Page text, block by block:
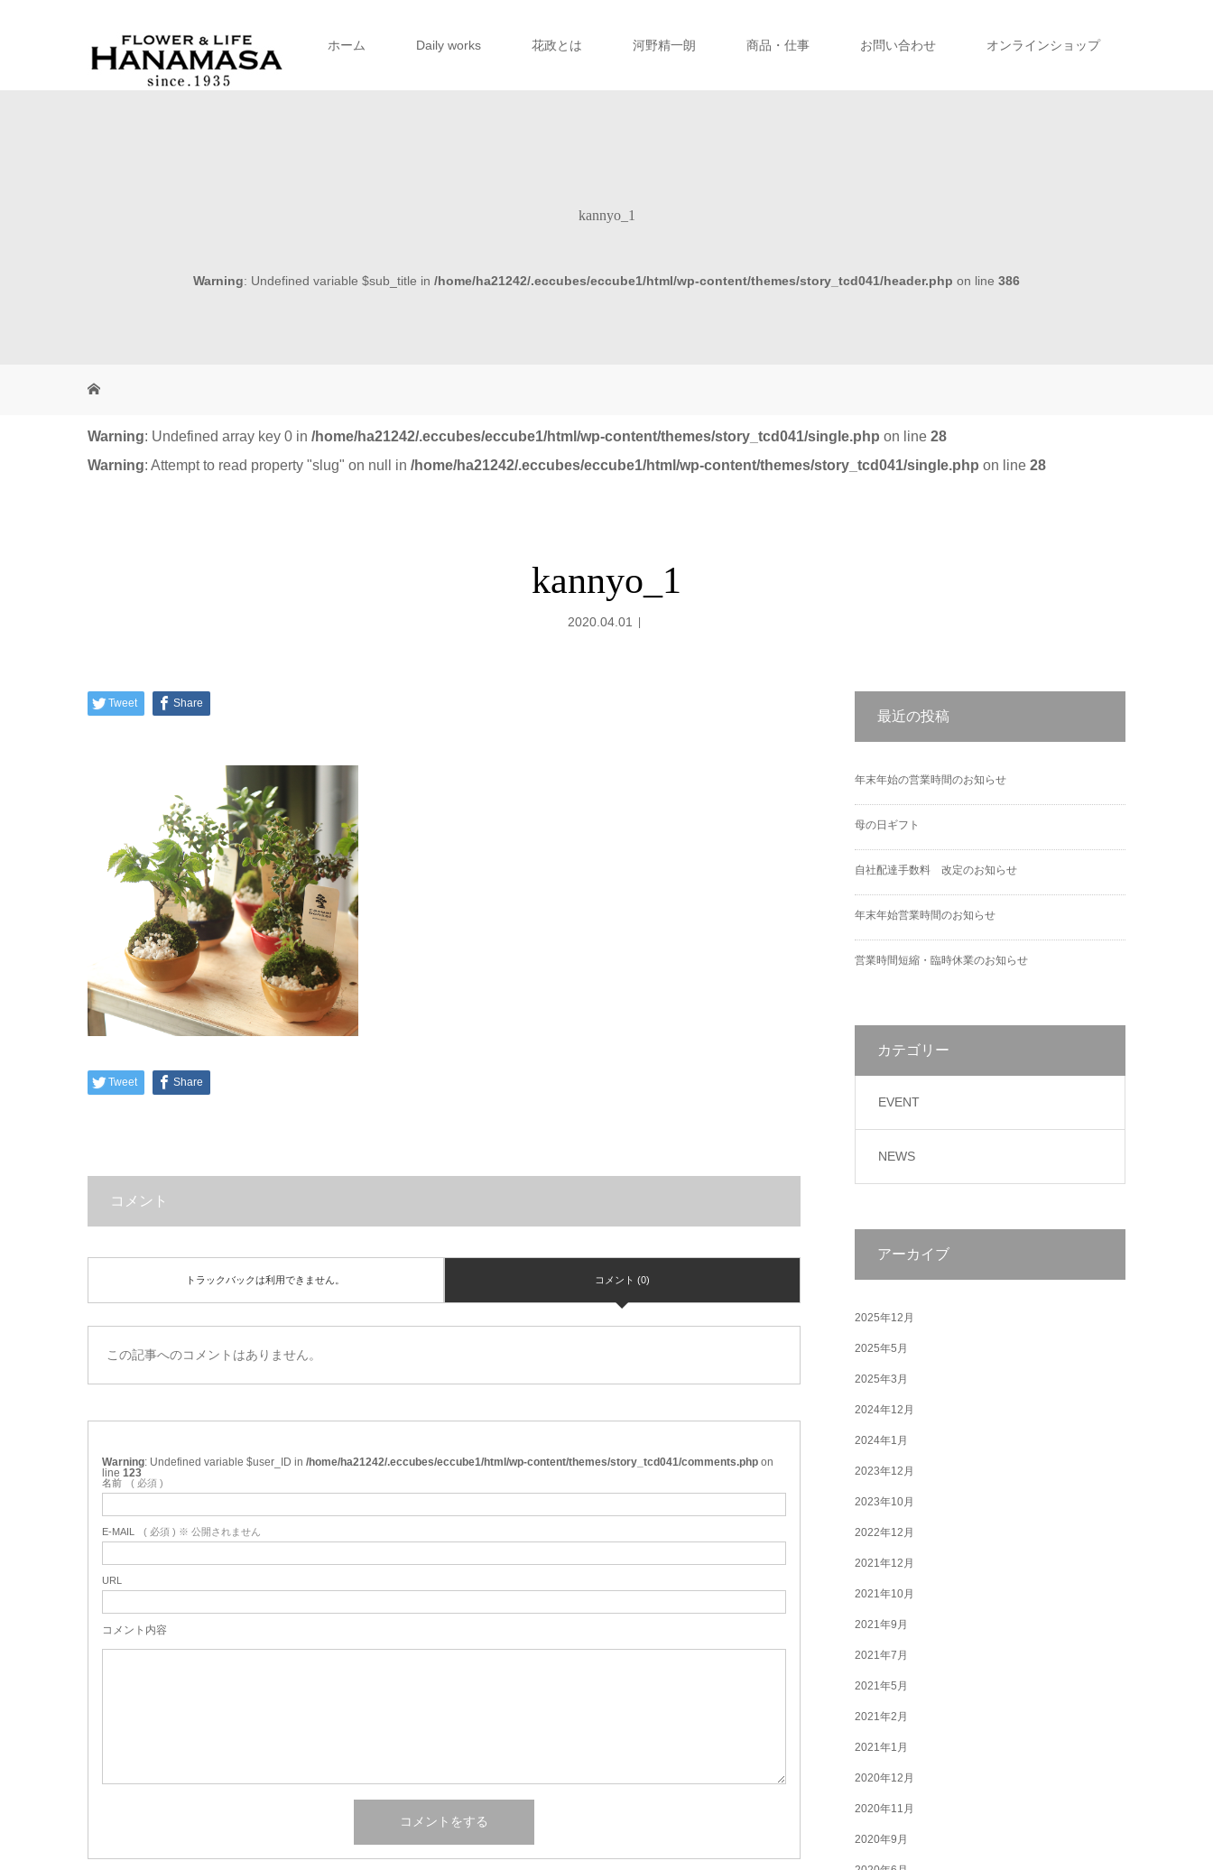
ホーム Daily works 花政とは 河野精一朗 商品・仕事 お問い合わせ オンラインショップ
kannyo_1
Warning: Undefined variable $sub_title in /home/ha21242/.eccubes/eccube1/html/wp-content/themes/story_tcd041/header.php on line 386
Warning: Undefined array key 0 in /home/ha21242/.eccubes/eccube1/html/wp-content/themes/story_tcd041/single.php on line 28
Warning: Attempt to read property "slug" on null in /home/ha21242/.eccubes/eccube1/html/wp-content/themes/story_tcd041/single.php on line 28
kannyo_1
2020.04.01
Tweet Share
Tweet Share
コメント
トラックバックは利用できません。 コメント (0)
この記事へのコメントはありません。
Warning : Undefined variable $user_ID in /home/ha21242/.eccubes/eccube1/html/wp-content/themes/story_tcd041/comments.php on
line 123
名前 ( 必須 )
E-MAIL ( 必須 ) ※ 公開されません
URL
コメント内容
最近の投稿
年末年始の営業時間のお知らせ
母の日ギフト
自社配達手数料 改定のお知らせ
年末年始営業時間のお知らせ
営業時間短縮・臨時休業のお知らせ
カテゴリー
EVENT
NEWS
アーカイブ
2025年12月
2025年5月
2025年3月
2024年12月
2024年1月
2023年12月
2023年10月
2022年12月
2021年12月
2021年10月
2021年9月
2021年7月
2021年5月
2021年2月
2021年1月
2020年12月
2020年11月
2020年9月